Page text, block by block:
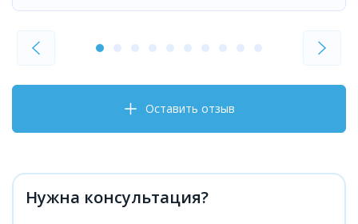
Оставить отзыв
Нужна консультация?